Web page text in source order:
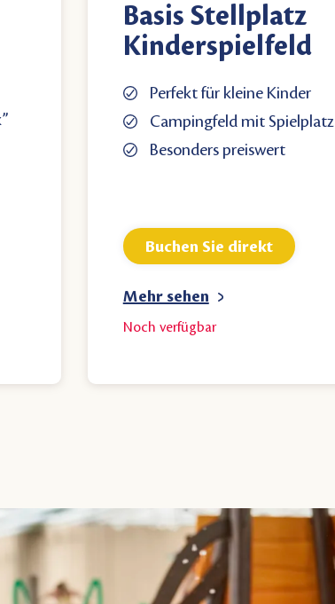
Basis Stellplatz
Kinderspielfeld
Perfekt für kleine Kinder
Campingfeld mit Spielplatz
Besonders preiswert
Noch verfügbar
Mehr sehen
Buchen Sie direkt